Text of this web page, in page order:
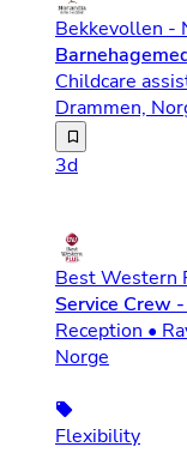
Bekkevollen -
Childcare
Drammen,
Vi søker etter
3d
Best Western
Service Crew
Reception •
Norge
Flexibility